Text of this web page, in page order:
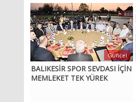
BALIKESİR SPOR SEVDASI İÇİN
MEMLEKET TEK YÜREK
Güncel